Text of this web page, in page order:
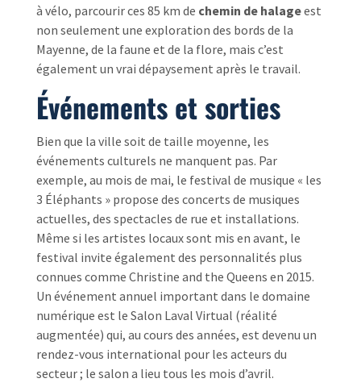
à vélo, parcourir ces 85 km de chemin de halageest
non seulement une exploration des bords de la
Mayenne, de la faune et de la flore, mais c’est
également un vrai dépaysement après le travail.
Événements et sorties
Bien que la ville soit de taille moyenne, les
événements culturels ne manquent pas. Par
exemple, au mois de mai, le festival de musique « les
3 Éléphants » propose des concerts de musiques
actuelles, des spectacles de rue et installations.
Même si les artistes locaux sont mis en avant, le
festival invite également des personnalités plus
connues comme Christine and the Queens en 2015.
Un événement annuel important dans le domaine
numérique est le Salon Laval Virtual (réalité
augmentée) qui, au cours des années, est devenu un
rendez-vous international pour les acteurs du
secteur ; le salon a lieu tous les mois d’avril.